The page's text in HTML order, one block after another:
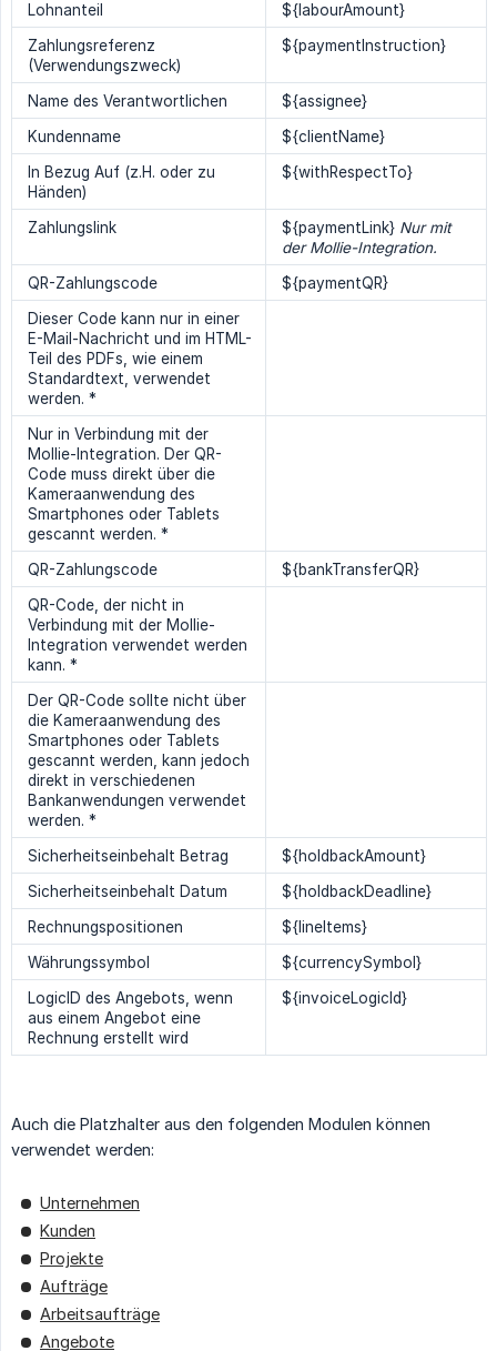
Lohnanteil
${labourAmount}
Zahlungsreferenz
(Verwendungszweck)
${paymentInstruction}
Name des Verantwortlichen
${assignee}
Kundenname
${clientName}
In Bezug Auf (z.H. oder zu
Händen)
${withRespectTo}
Zahlungslink ${paymentLink} Nur mit
der Mollie-Integration.
QR-Zahlungscode
${paymentQR}
Dieser Code kann nur in einer
E-Mail-Nachricht und im HTML-
Teil des PDFs, wie einem
Standardtext, verwendet
werden. *
Nur in Verbindung mit der
Mollie-Integration. Der QR-
Code muss direkt über die
Kameraanwendung des
Smartphones oder Tablets
gescannt werden. *
QR-Zahlungscode
${bankTransferQR}
QR-Code, der nicht in
Verbindung mit der Mollie-
Integration verwendet werden
kann. *
Der QR-Code sollte nicht über
die Kameraanwendung des
Smartphones oder Tablets
gescannt werden, kann jedoch
direkt in verschiedenen
Bankanwendungen verwendet
werden. *
Sicherheitseinbehalt Betrag
${holdbackAmount}
Sicherheitseinbehalt Datum
${holdbackDeadline}
Rechnungspositionen
${lineItems}
Währungssymbol
${currencySymbol}
LogicID des Angebots, wenn
aus einem Angebot eine
Rechnung erstellt wird
${invoiceLogicId}
Auch die Platzhalter aus den folgenden Modulen können
verwendet werden:
Unternehmen
Kunden
Projekte
Aufträge
Arbeitsaufträge
Angebote